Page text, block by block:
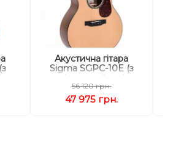
Акустична гітара
Sigma SGPC-10E (з
56 120 грн.
47 975 грн.